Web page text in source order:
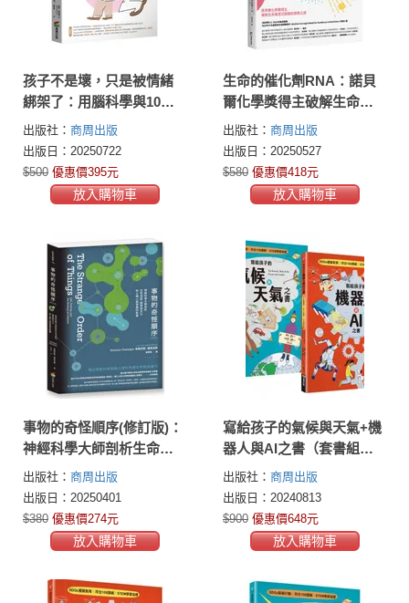
孩子不是壞，只是被情緒
綁架了：用腦科學與10大
教養心法，化解孩子的情
緒風暴與失控行為（給家
有5~12歲孩子家長的SEL
教養指南）
出版社： 商周出版
出版日：20250722
$500 優惠價395元
放入購物車
生命的催化劑RNA：諾貝
爾化學獎得主破解生命最
深沉謎題的探索之旅
出版社： 商周出版
出版日：20250527
$580 優惠價418元
放入購物車
事物的奇怪順序(修訂版)：
神經科學大師剖析生命源
起、感受與文化對人類心
智發展的影響
出版社： 商周出版
出版日：20250401
$380 優惠價274元
放入購物車
寫給孩子的氣候與天氣+機
器人與AI之書（套書組）
【SDGs選題 X 符合108課
綱 X STEM學習指標】
出版社： 商周出版
出版日：20240813
$900 優惠價648元
放入購物車